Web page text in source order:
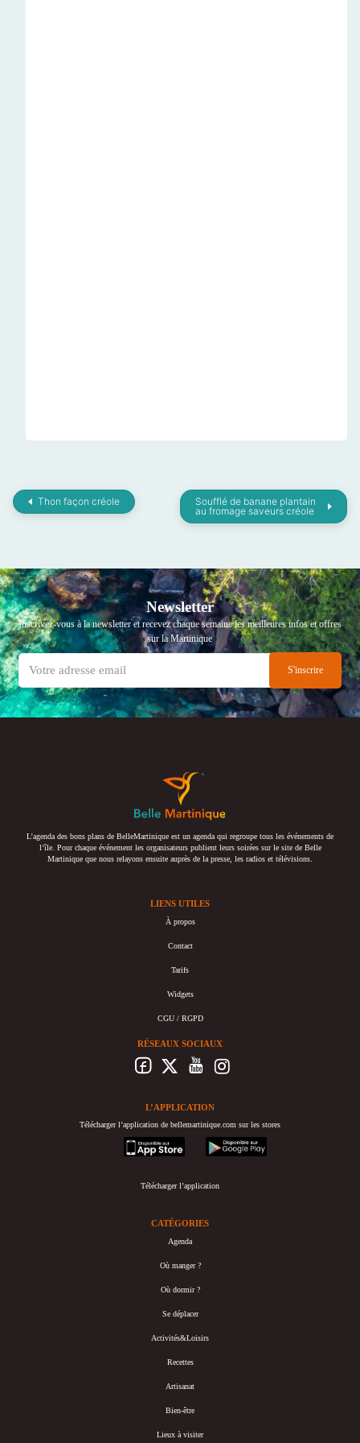
Thon façon créole
Soufflé de banane plantain
au fromage saveurs créole
Newsletter
Inscrivez-vous à la newsletter et recevez chaque semaine les meilleures infos et offres
sur la Martinique
L’agenda des bons plans de BelleMartinique est un agenda qui regroupe tous les événements de
l’île. Pour chaque événement les organisateurs publient leurs soirées sur le site de Belle
Martinique que nous relayons ensuite auprès de la presse, les radios et télévisions.
LIENS UTILES
À propos
Contact
Tarifs
Widgets
CGU / RGPD
RÉSEAUX SOCIAUX
L’APPLICATION
Télécharger l’application de bellemartinique.com sur les stores
appstore
googleplay
Télécharger l’application
CATÉGORIES
Agenda
Où manger ?
Où dormir ?
Se déplacer
Activités&Loisirs
Recettes
Artisanat
Bien-être
Lieux à visiter